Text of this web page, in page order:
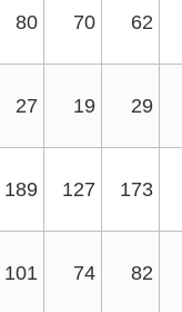
80 70 62
27 19 29
189 127 173
101 74 82